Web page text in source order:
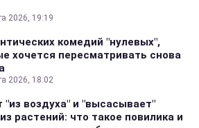
2026, 19:19
комедий "нулевых",
хочется пересматривать снова
2026, 18:02
"из воздуха" и "высасывает"
растений: что такое повилика и